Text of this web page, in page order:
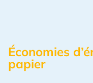
Économies
papier